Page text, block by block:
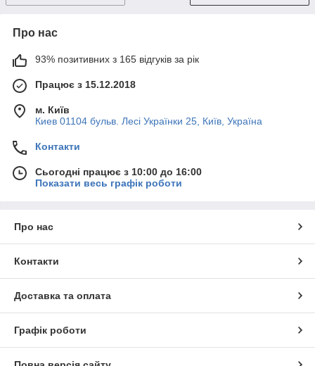
Про нас
93% позитивних з 165 відгуків за рік
Працює з 15.12.2018
м. Київ
Киев 01104 бульв. Лесі Українки 25, Київ, Україна
Контакти
Сьогодні працює з 10:00 до 16:00
Показати весь графік роботи
Про нас
Контакти
Доставка та оплата
Графік роботи